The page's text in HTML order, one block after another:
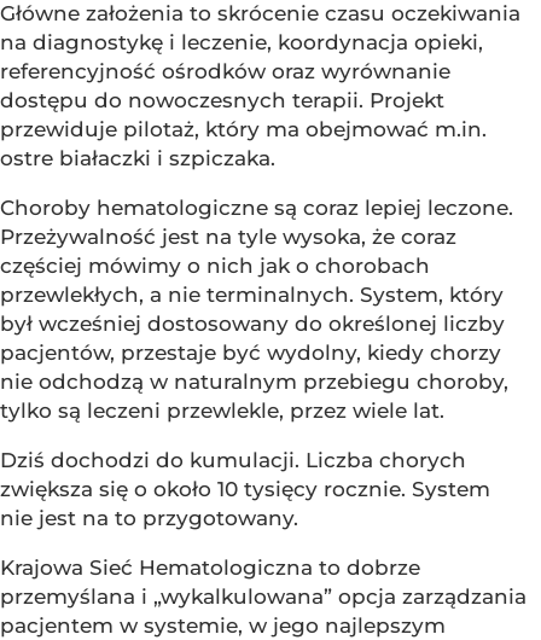
Główne założenia to skrócenie czasu oczekiwania
na diagnostykę i leczenie, koordynacja opieki,
referencyjność ośrodków oraz wyrównanie
dostępu do nowoczesnych terapii. Projekt
przewiduje pilotaż, który ma obejmować m.in.
ostre białaczki i szpiczaka.
Choroby hematologiczne są coraz lepiej leczone.
Przeżywalność jest na tyle wysoka, że coraz
częściej mówimy o nich jak o chorobach
przewlekłych, a nie terminalnych. System, który
był wcześniej dostosowany do określonej liczby
pacjentów, przestaje być wydolny, kiedy chorzy
nie odchodzą w naturalnym przebiegu choroby,
tylko są leczeni przewlekle, przez wiele lat.
Dziś dochodzi do kumulacji. Liczba chorych
zwiększa się o około 10 tysięcy rocznie. System
nie jest na to przygotowany.
Krajowa Sieć Hematologiczna to dobrze
przemyślana i „wykalkulowana” opcja zarządzania
pacjentem w systemie, w jego najlepszym